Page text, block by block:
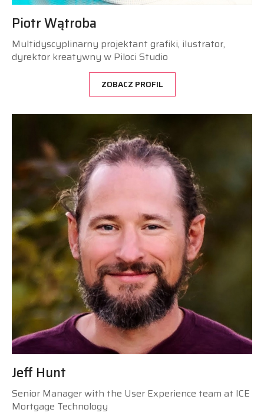
Piotr Wątroba
Multidyscyplinarny projektant grafiki, ilustrator,
dyrektor kreatywny w Piloci Studio
ZOBACZ PROFIL
Jeff Hunt
Senior Manager with the User Experience team at ICE
Mortgage Technology